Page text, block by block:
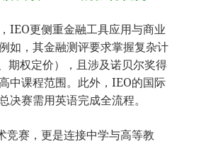
IEO更侧重金融工具应用与商业
如，其金融测评要求掌握复杂计
期权定价），且涉及诺贝尔奖得
中课程范围。此外，IEO的国际
决赛需用英语完成全流程。
竞赛，更是连接中学与高等教